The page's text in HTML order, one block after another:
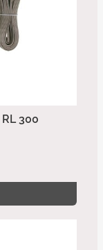
300